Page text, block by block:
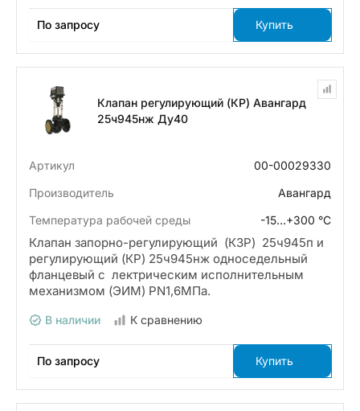
По запросу Купить
Клапан регулирующий (КР) Авангард
25ч945нж Ду40
Артикул
00-00029330
Производитель
Авангард
Температура рабочей среды
-15…+300 °С
Клапан запорно-регулирующий (КЗР) 25ч945п и
регулирующий (КР) 25ч945нж односедельный
фланцевый с лектрическим исполнительным
механизмом (ЭИМ) PN1,6МПа.
В наличии К сравнению
По запросу Купить